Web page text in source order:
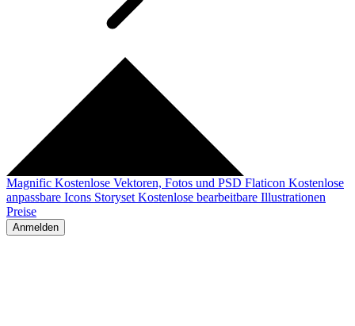
Magnific Kostenlose Vektoren, Fotos und PSD Flaticon Kostenlose
anpassbare Icons Storyset Kostenlose bearbeitbare Illustrationen
Preise
Anmelden